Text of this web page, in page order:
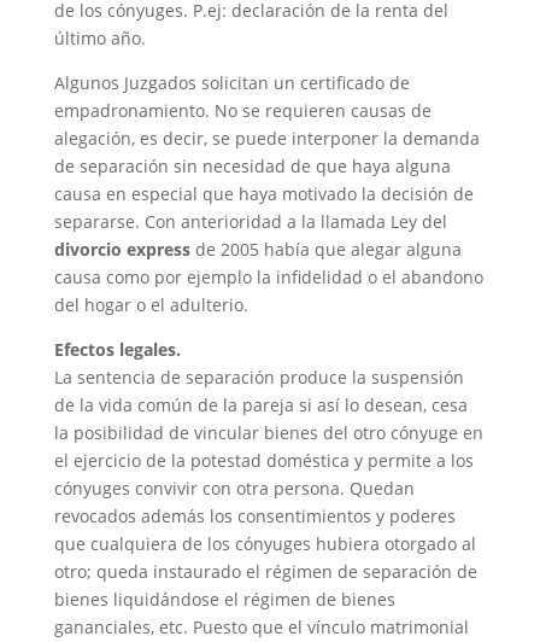
de los cónyuges. P.ej: declaración de la renta del
último año.
Algunos Juzgados solicitan un certificado de
empadronamiento. No se requieren causas de
alegación, es decir, se puede interponer la demanda
de separación sin necesidad de que haya alguna
causa en especial que haya motivado la decisión de
separarse. Con anterioridad a la llamada Ley del
divorcio expressde 2005 había que alegar alguna
causa como por ejemplo la infidelidad o el abandono
del hogar o el adulterio.
Efectos legales.
La sentencia de separación produce la suspensión
de la vida común de la pareja si así lo desean, cesa
la posibilidad de vincular bienes del otro cónyuge en
el ejercicio de la potestad doméstica y permite a los
cónyuges convivir con otra persona. Quedan
revocados además los consentimientos y poderes
que cualquiera de los cónyuges hubiera otorgado al
otro; queda instaurado el régimen de separación de
bienes liquidándose el régimen de bienes
gananciales, etc. Puesto que el vínculo matrimonial